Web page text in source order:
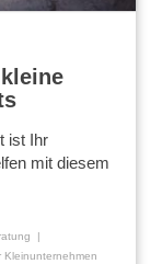
ist Ihr
mit diesem
Kleinunternehmen